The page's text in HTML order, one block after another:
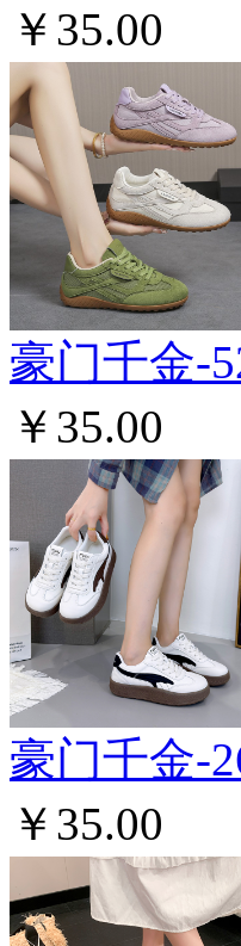
￥35.00
豪门千金-
￥35.00
豪门千金-
￥35.00